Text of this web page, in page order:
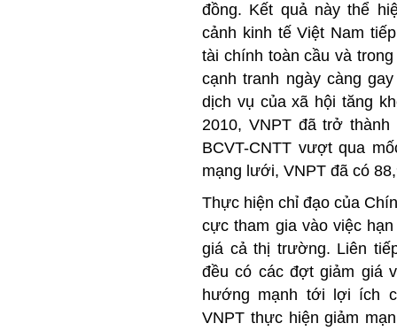
đồng. Kết quả này thể
cảnh kinh tế Việt Nam
tài chính toàn cầu và
cạnh tranh ngày càng
dịch vụ của xã hội tăng
2010, VNPT đã trở
BCVT-CNTT vượt qua
mạng lưới, VNPT đã có
Thực hiện chỉ đạo của
cực tham gia vào việc
giá cả thị trường. Liên
đều có các đợt giảm giá
hướng mạnh tới lợi ích
VNPT thực hiện giảm